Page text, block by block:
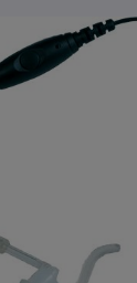
d’images